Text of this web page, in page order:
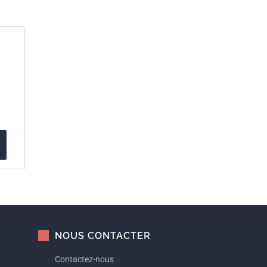
NOUS CONTACTER
Contactez-nous